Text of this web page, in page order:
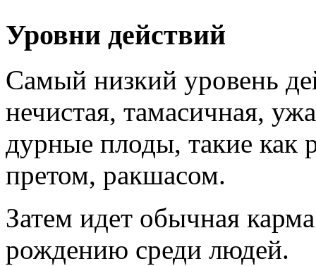
Уровни действий
Самый низкий уровень
нечистая, тамасичная,
дурные плоды, такие как
претом, ракшасом.
Затем идет обычная
рождению среди людей.